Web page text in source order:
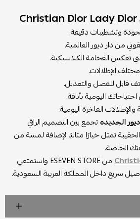
وتشطيبات دقيقة.
من دار ديور العالمية.
الإطلالات.
قابل للفصل والتعديل.
اليومية بأناقة.
الفاخرة اليومية.
الجديدهتجمع بين التصميم الراقي
تمثل خيارًا مثاليًا لإضافة لمسة من
الخاصة.
من ESEVEN STORE واستمتعي
سريع داخل المملكة العربية السعودية.